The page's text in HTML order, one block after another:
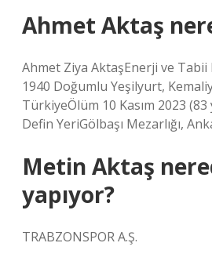
Ahmet Aktaş
Ahmet Ziya AktaşEnerji ve Tabii
1940 Doğumlu Yeşilyurt,
TürkiyeÖlüm 10 Kasım 2023 (83
Defin YeriGölbaşı Mezarlığı,
Metin Aktaş
yapıyor?
TRABZONSPOR A.Ş.